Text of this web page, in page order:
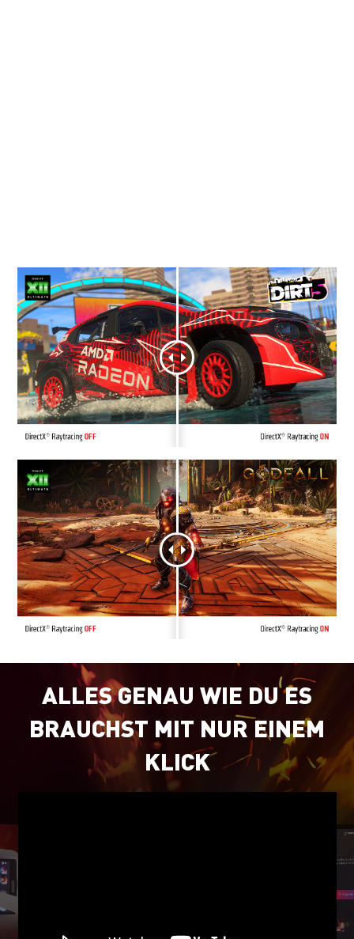
ALLES GENAU WIE DU ES
BRAUCHST MIT NUR EINEM
KLICK